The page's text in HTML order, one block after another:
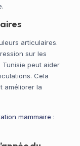
articulaires.
sur les
Tunisie peut aider
Cela
améliorer la
mammaire :